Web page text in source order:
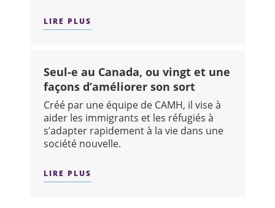
LIRE PLUS
Seul-e au Canada, ou vingt et une
façons d’améliorer son sort
Créé par une équipe de CAMH, il vise à
aider les immigrants et les réfugiés à
s’adapter rapidement à la vie dans une
société nouvelle.
LIRE PLUS